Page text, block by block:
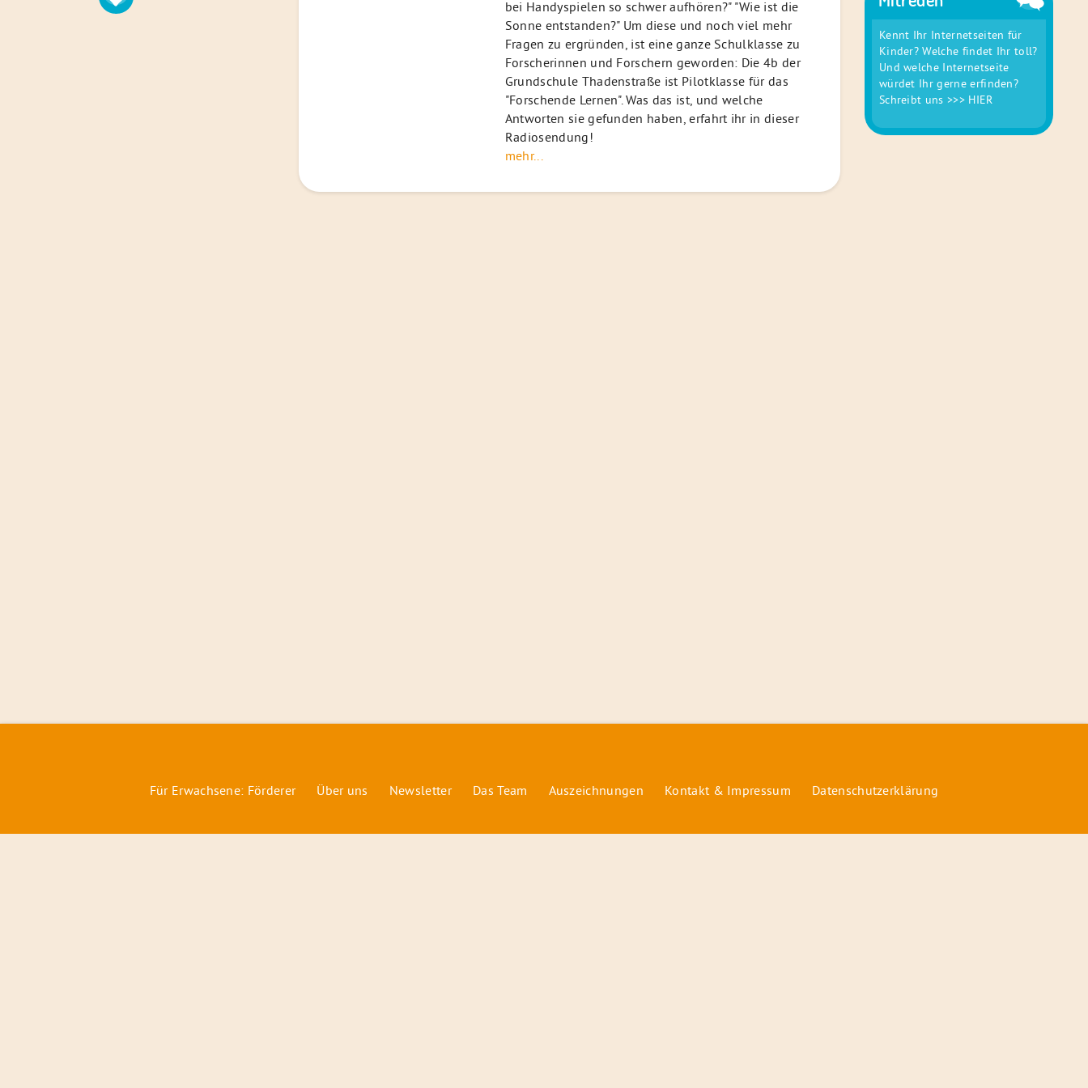
bei Handyspielen so schwer aufhören?" "Wie ist die
Sonne entstanden?" Um diese und noch viel mehr
Fragen zu ergründen, ist eine ganze Schulklasse zu
Forscherinnen und Forschern geworden: Die 4b der
Grundschule Thadenstraße ist Pilotklasse für das
"Forschende Lernen". Was das ist, und welche
Antworten sie gefunden haben, erfahrt ihr in dieser
Radiosendung!
mehr...
Kennt Ihr Internetseiten für
Kinder? Welche findet Ihr toll?
Und welche Internetseite
würdet Ihr gerne erfinden?
Schreibt uns>>> HIER
Für Erwachsene: Förderer Über uns Newsletter Das Team Auszeichnungen Kontakt & Impressum Datenschutzerklärung